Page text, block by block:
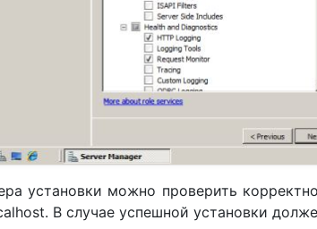
установки можно проверить
В случае успешной установки